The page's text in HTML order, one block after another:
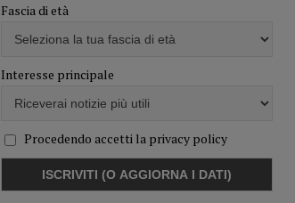
Fascia di età
Interesse principale
Procedendo accetti la privacy policy